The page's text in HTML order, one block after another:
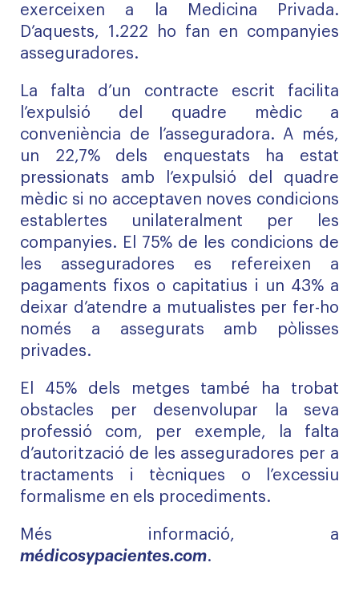
exerceixen a la Medicina Privada.
D’aquests, 1.222 ho fan en companyies
asseguradores.
La falta d’un contracte escrit facilita
l’expulsió del quadre mèdic a
conveniència de l’asseguradora. A més,
un 22,7% dels enquestats ha estat
pressionats amb l’expulsió del quadre
mèdic si no acceptaven noves condicions
establertes unilateralment per les
companyies. El 75% de les condicions de
les asseguradores es refereixen a
pagaments fixos o capitatius i un 43% a
deixar d’atendre a mutualistes per fer-ho
només a assegurats amb pòlisses
privades.
El 45% dels metges també ha trobat
obstacles per desenvolupar la seva
professió com, per exemple, la falta
d’autorització de les asseguradores per a
tractaments i tècniques o l’excessiu
formalisme en els procediments.
Més informació, a
médicosypacientes.com.